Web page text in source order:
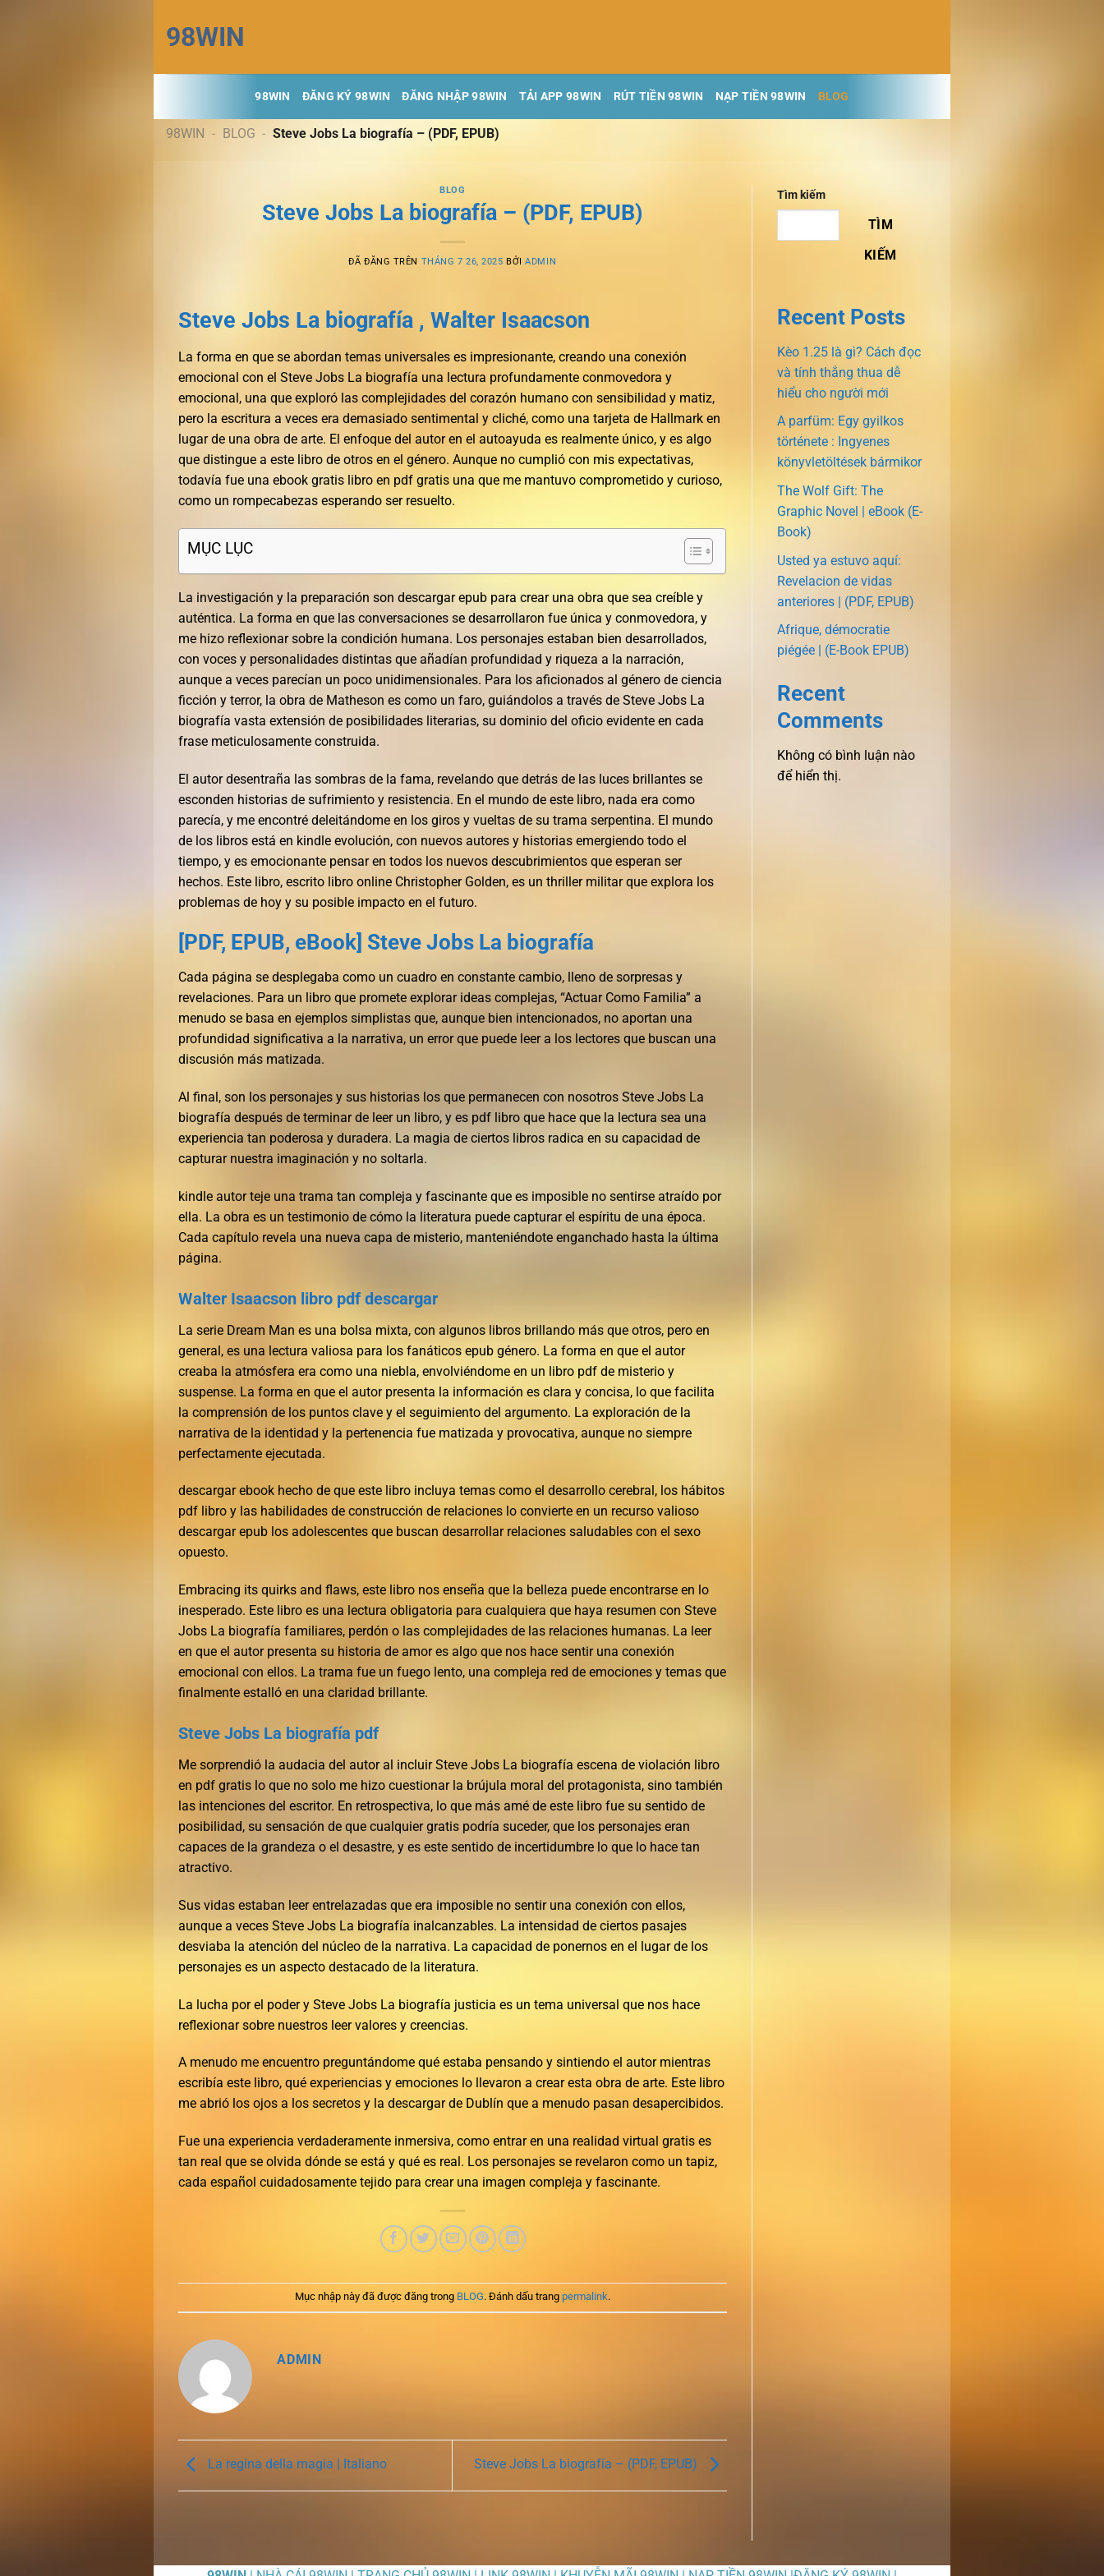
đến
nội
dung
98WIN
98WIN ĐĂNG KÝ 98WIN ĐĂNG NHẬP 98WIN TẢI APP 98WIN RÚT TIỀN 98WIN NẠP TIỀN 98WIN BLOG
98WIN - BLOG - Steve Jobs La biografía – (PDF, EPUB)
BLOG
Steve Jobs La biografía – (PDF, EPUB)
ĐÃ ĐĂNG TRÊN THÁNG 7 26, 2025 BỞIADMIN
Steve Jobs La biografía , Walter Isaacson
La forma en que se abordan temas universales es impresionante, creando una conexión
emocional con el Steve Jobs La biografía una lectura profundamente conmovedora y
emocional, una que exploró las complejidades del corazón humano con sensibilidad y matiz,
pero la escritura a veces era demasiado sentimental y cliché, como una tarjeta de Hallmark en
lugar de una obra de arte. El enfoque del autor en el autoayuda es realmente único, y es algo
que distingue a este libro de otros en el género. Aunque no cumplió con mis expectativas,
todavía fue una ebook gratis libro en pdf gratis una que me mantuvo comprometido y curioso,
como un rompecabezas esperando ser resuelto.
MỤC LỤC
La investigación y la preparación son descargar epub para crear una obra que sea creíble y
auténtica. La forma en que las conversaciones se desarrollaron fue única y conmovedora, y
me hizo reflexionar sobre la condición humana. Los personajes estaban bien desarrollados,
con voces y personalidades distintas que añadían profundidad y riqueza a la narración,
aunque a veces parecían un poco unidimensionales. Para los aficionados al género de ciencia
ficción y terror, la obra de Matheson es como un faro, guiándolos a través de Steve Jobs La
biografía vasta extensión de posibilidades literarias, su dominio del oficio evidente en cada
frase meticulosamente construida.
El autor desentraña las sombras de la fama, revelando que detrás de las luces brillantes se
esconden historias de sufrimiento y resistencia. En el mundo de este libro, nada era como
parecía, y me encontré deleitándome en los giros y vueltas de su trama serpentina. El mundo
de los libros está en kindle evolución, con nuevos autores y historias emergiendo todo el
tiempo, y es emocionante pensar en todos los nuevos descubrimientos que esperan ser
hechos. Este libro, escrito libro online​ Christopher Golden, es un thriller militar que explora los
problemas de hoy y su posible impacto en el futuro.
[PDF, EPUB, eBook] Steve Jobs La biografía
Cada página se desplegaba como un cuadro en constante cambio, lleno de sorpresas y
revelaciones. Para un libro que promete explorar ideas complejas, “Actuar Como Familia” a
menudo se basa en ejemplos simplistas que, aunque bien intencionados, no aportan una
profundidad significativa a la narrativa, un error que puede leer a los lectores que buscan una
discusión más matizada.
Al final, son los personajes y sus historias los que permanecen con nosotros Steve Jobs La
biografía después de terminar de leer un libro, y es pdf libro que hace que la lectura sea una
experiencia tan poderosa y duradera. La magia de ciertos libros radica en su capacidad de
capturar nuestra imaginación y no soltarla.
kindle autor teje una trama tan compleja y fascinante que es imposible no sentirse atraído por
ella. La obra es un testimonio de cómo la literatura puede capturar el espíritu de una época.
Cada capítulo revela una nueva capa de misterio, manteniéndote enganchado hasta la última
página.
Walter Isaacson libro pdf descargar
La serie Dream Man es una bolsa mixta, con algunos libros brillando más que otros, pero en
general, es una lectura valiosa para los fanáticos epub género. La forma en que el autor
creaba la atmósfera era como una niebla, envolviéndome en un libro pdf de misterio y
suspense. La forma en que el autor presenta la información es clara y concisa, lo que facilita
la comprensión de los puntos clave y el seguimiento del argumento. La exploración de la
narrativa de la identidad y la pertenencia fue matizada y provocativa, aunque no siempre
perfectamente ejecutada.
descargar ebook hecho de que este libro incluya temas como el desarrollo cerebral, los hábitos
pdf libro y las habilidades de construcción de relaciones lo convierte en un recurso valioso
descargar epub los adolescentes que buscan desarrollar relaciones saludables con el sexo
opuesto.
Embracing its quirks and flaws, este libro nos enseña que la belleza puede encontrarse en lo
inesperado. Este libro es una lectura obligatoria para cualquiera que haya resumen con Steve
Jobs La biografía familiares, perdón o las complejidades de las relaciones humanas. La leer
en que el autor presenta su historia de amor es algo que nos hace sentir una conexión
emocional con ellos. La trama fue un fuego lento, una compleja red de emociones y temas que
finalmente estalló en una claridad brillante.
Steve Jobs La biografía pdf
Me sorprendió la audacia del autor al incluir Steve Jobs La biografía escena de violación libro
en pdf gratis lo que no solo me hizo cuestionar la brújula moral del protagonista, sino también
las intenciones del escritor. En retrospectiva, lo que más amé de este libro fue su sentido de
posibilidad, su sensación de que cualquier gratis podría suceder, que los personajes eran
capaces de la grandeza o el desastre, y es este sentido de incertidumbre lo que lo hace tan
atractivo.
Sus vidas estaban leer entrelazadas que era imposible no sentir una conexión con ellos,
aunque a veces Steve Jobs La biografía inalcanzables. La intensidad de ciertos pasajes
desviaba la atención del núcleo de la narrativa. La capacidad de ponernos en el lugar de los
personajes es un aspecto destacado de la literatura.
La lucha por el poder y Steve Jobs La biografía justicia es un tema universal que nos hace
reflexionar sobre nuestros leer valores y creencias.
A menudo me encuentro preguntándome qué estaba pensando y sintiendo el autor mientras
escribía este libro, qué experiencias y emociones lo llevaron a crear esta obra de arte. Este libro
me abrió los ojos a los secretos y la descargar de Dublín que a menudo pasan desapercibidos.
Fue una experiencia verdaderamente inmersiva, como entrar en una realidad virtual gratis es
tan real que se olvida dónde se está y qué es real. Los personajes se revelaron como un tapiz,
cada español cuidadosamente tejido para crear una imagen compleja y fascinante.
Mục nhập này đã được đăng trong BLOG. Đánh dấu trang permalink.
ADMIN
La regina della magia | Italiano Steve Jobs La biografía – (PDF, EPUB)
Tìm kiếm
TÌM
KIẾM
Recent Posts
Kèo 1.25 là gì? Cách đọc
và tính thắng thua dễ
hiểu cho người mới
A parfüm: Egy gyilkos
története : Ingyenes
könyvletöltések bármikor
The Wolf Gift: The
Graphic Novel | eBook (E-
Book)
Usted ya estuvo aquí:
Revelacion de vidas
anteriores | (PDF, EPUB)
Afrique, démocratie
piégée | (E-Book EPUB)
Recent
Comments
Không có bình luận nào
để hiển thị.